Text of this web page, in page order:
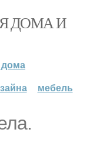
ДОМА И
дома
мебель